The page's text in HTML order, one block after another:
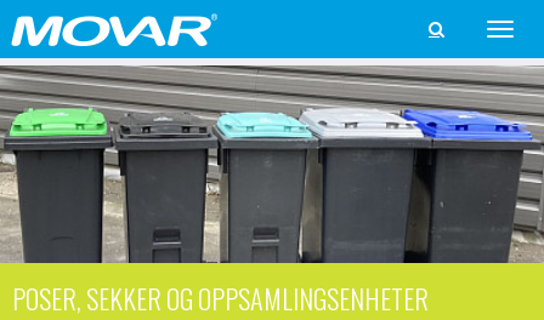
Toggle

POSER, SEKKER OG OPPSAMLINGSENHETER